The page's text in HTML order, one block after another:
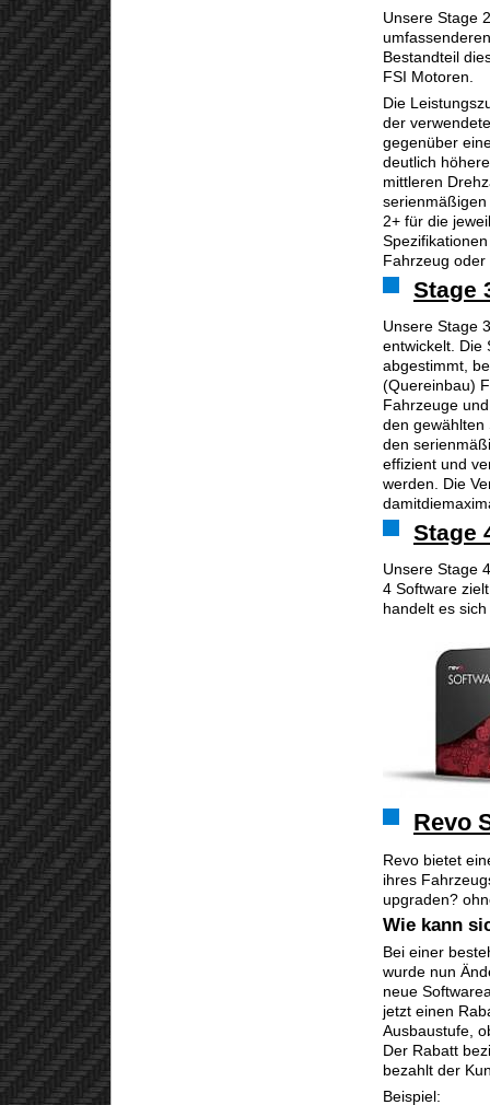
Unsere Stage
Bestandteil
FSI Motoren.
Die
der
gegenüber
deutlich
mittleren
2+ für die
Fahrzeug
Stage
Unsere Stage
entwickelt. Die
abgestimmt,
(Quereinbau)
Fahrzeuge
den gewählten
den
effizient und
werden. Die
Stage
Unsere Stage
4 Software
handelt es
Revo
Revo bietet
ihres
upgraden?
Wie kann
Bei einer
wurde nun
neue
jetzt einen
Ausbaustufe,
Der Rabatt
bezahlt der
Beispiel: